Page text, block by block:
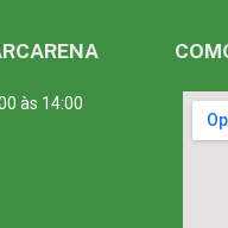
às 14:00